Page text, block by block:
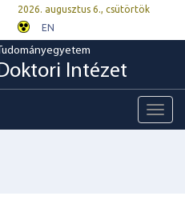
2026. augusztus 6., csütörtök
EN
Intézet